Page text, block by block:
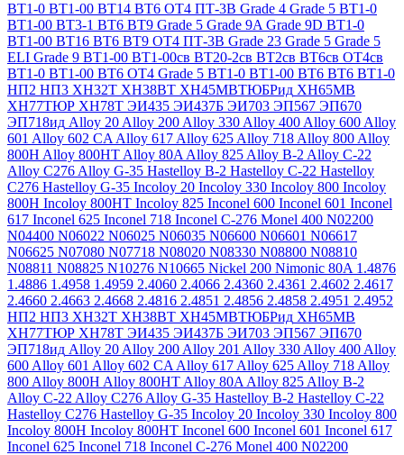
ВТ1-0 ВТ1-00 ВТ14 ВТ6 ОТ4 ПТ-3В Grade 4 Grade 5 ВТ1-0
ВТ1-00 ВТ3-1 ВТ6 ВТ9 Grade 5 Grade 9A Grade 9D ВТ1-0
ВТ1-00 ВТ16 ВТ6 ВТ9 ОТ4 ПТ-3В Grade 23 Grade 5 Grade 5
ELI Grade 9 ВТ1-00 ВТ1-00св ВТ20-2св ВТ2св ВТ6св ОТ4св
ВТ1-0 ВТ1-00 ВТ6 ОТ4 Grade 5 ВТ1-0 ВТ1-00 ВТ6 ВТ6 ВТ1-0
НП2 НП3 ХН32Т ХН38ВТ ХН45МВТЮБРид ХН65МВ
ХН77ТЮР ХН78Т ЭИ435 ЭИ437Б ЭИ703 ЭП567 ЭП670
ЭП718ид Alloy 20 Alloy 200 Alloy 330 Alloy 400 Alloy 600 Alloy
601 Alloy 602 CA Alloy 617 Alloy 625 Alloy 718 Alloy 800 Alloy
800H Alloy 800HT Alloy 80A Alloy 825 Alloy B-2 Alloy C-22
Alloy C276 Alloy G-35 Hastelloy B-2 Hastelloy C-22 Hastelloy
C276 Hastelloy G-35 Incoloy 20 Incoloy 330 Incoloy 800 Incoloy
800H Incoloy 800HT Incoloy 825 Inconel 600 Inconel 601 Inconel
617 Inconel 625 Inconel 718 Inconel C-276 Monel 400 N02200
N04400 N06022 N06025 N06035 N06600 N06601 N06617
N06625 N07080 N07718 N08020 N08330 N08800 N08810
N08811 N08825 N10276 N10665 Nickel 200 Nimonic 80A 1.4876
1.4886 1.4958 1.4959 2.4060 2.4066 2.4360 2.4361 2.4602 2.4617
2.4660 2.4663 2.4668 2.4816 2.4851 2.4856 2.4858 2.4951 2.4952
НП2 НП3 ХН32Т ХН38ВТ ХН45МВТЮБРид ХН65МВ
ХН77ТЮР ХН78Т ЭИ435 ЭИ437Б ЭИ703 ЭП567 ЭП670
ЭП718ид Alloy 20 Alloy 200 Alloy 201 Alloy 330 Alloy 400 Alloy
600 Alloy 601 Alloy 602 CA Alloy 617 Alloy 625 Alloy 718 Alloy
800 Alloy 800H Alloy 800HT Alloy 80A Alloy 825 Alloy B-2
Alloy C-22 Alloy C276 Alloy G-35 Hastelloy B-2 Hastelloy C-22
Hastelloy C276 Hastelloy G-35 Incoloy 20 Incoloy 330 Incoloy 800
Incoloy 800H Incoloy 800HT Inconel 600 Inconel 601 Inconel 617
Inconel 625 Inconel 718 Inconel C-276 Monel 400 N02200